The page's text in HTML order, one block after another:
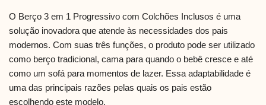
O Berço 3 em 1 Progressivo com Colchões Inclusos é uma
solução inovadora que atende às necessidades dos pais
modernos. Com suas três funções, o produto pode ser utilizado
como berço tradicional, cama para quando o bebê cresce e até
como um sofá para momentos de lazer. Essa adaptabilidade é
uma das principais razões pelas quais os pais estão
escolhendo este modelo.